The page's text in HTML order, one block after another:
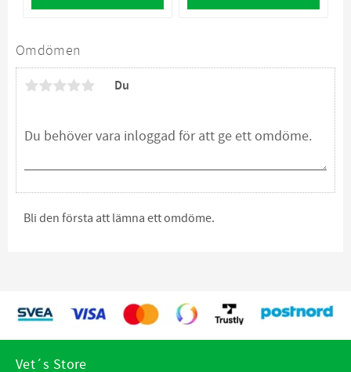
Omdömen
Du
Bli den första att lämna ett omdöme.
Vet´s Store